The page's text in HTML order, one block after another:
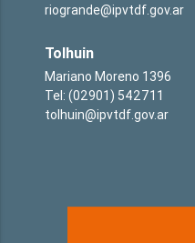
riogrande@ipvtdf.gov.ar
Tolhuin
Mariano Moreno 1396
Tel: (02901) 542711
tolhuin@ipvtdf.gov.ar